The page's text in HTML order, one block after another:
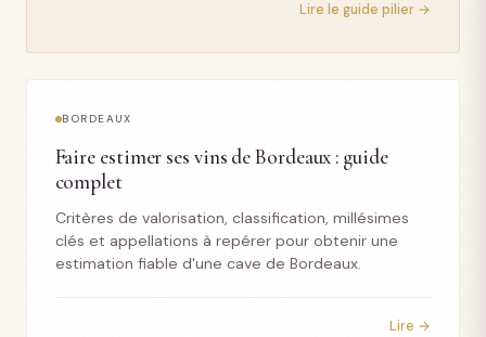
Lire le guide pilier →
BORDEAUX
Faire estimer ses vins de Bordeaux : guide
complet
Critères de valorisation, classification, millésimes
clés et appellations à repérer pour obtenir une
estimation fiable d'une cave de Bordeaux.
Lire →